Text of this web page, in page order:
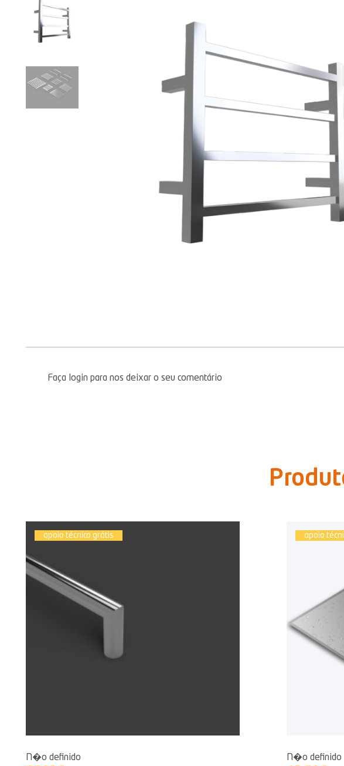
Faça login para nos deixar o seu comentário
apoio técnico grátis
N�o definido
apoio
N�o definido